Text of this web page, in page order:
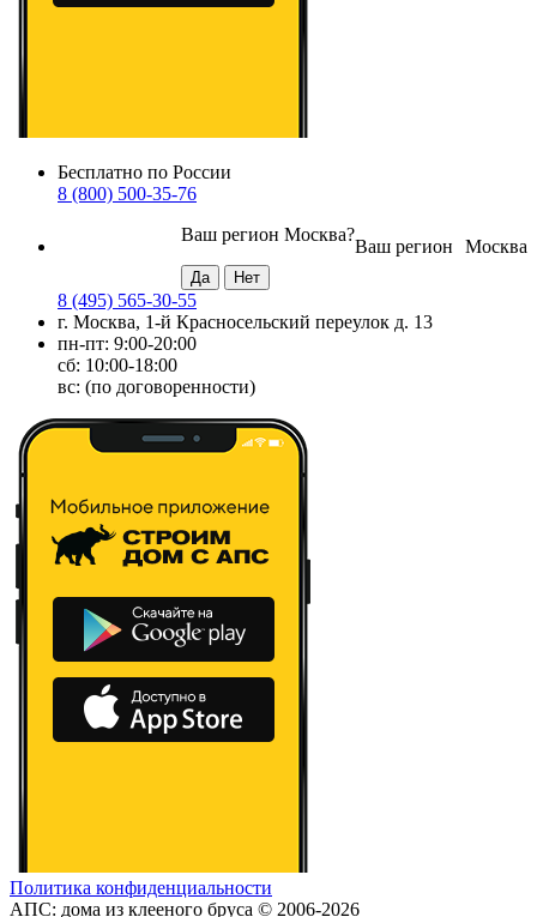
Бесплатно по России
8 (800) 500-35-76
Москва
Ваш регион
Ваш регион Москва?
8 (495) 565-30-55
г. Москва, 1-й Красносельский переулок д. 13
пн-пт: 9:00-20:00
сб: 10:00-18:00
вс: (по договоренности)
Политика конфиденциальности
АПС: дома из клееного бруса © 2006-2026